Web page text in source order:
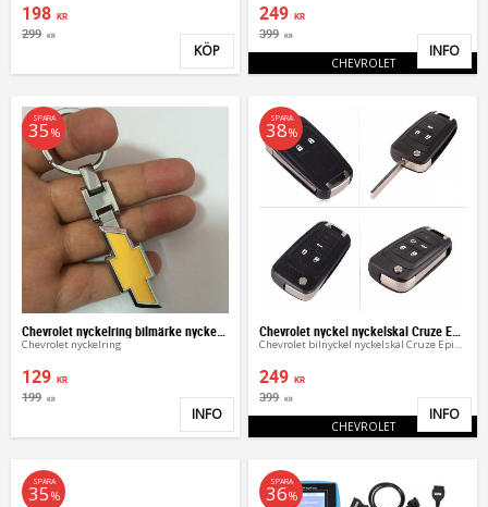
198 KR
299 KR
Lägg till i favoriter
KÖP
249 KR
399 KR
CHEVROLET
INFO
Chevrolet nyckelring
129 KR
199 KR
SPARA
35 %
Lägg till i favoriter
INFO
Chevrolet bilnyckel nyckelskal Cruze Epica Camaro
249 KR
399 KR
SPARA
38%
CHEVROLET
INFO
SPARA
35 %
SPARA
36%